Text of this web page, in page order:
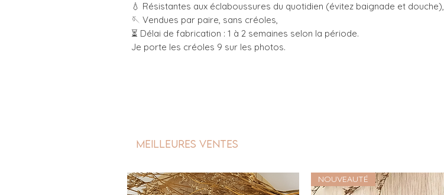
💧 Résistantes aux éclaboussures du quotidien (évitez baignade et douche),
🪡 Vendues par paire, sans créoles,
⏳ Délai de fabrication : 1 à 2 semaines selon la période.
Je porte les créoles 9 sur les photos.
Meilleures ventes
NOUVEAUTÉ